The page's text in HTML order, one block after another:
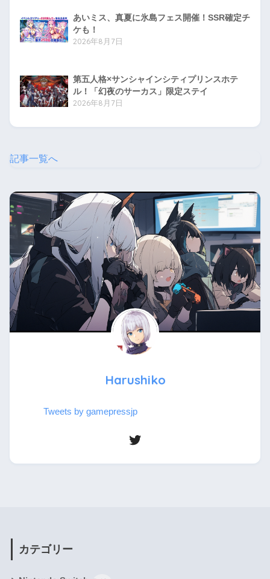
あいミス、真夏に氷島フェス開催！SSR確定チ
ケも！
2026年8月7日
第五人格×サンシャインシティプリンスホテ
ル！「幻夜のサーカス」限定ステイ
2026年8月7日
記事一覧へ
Harushiko
Tweets by gamepressjp
カテゴリー